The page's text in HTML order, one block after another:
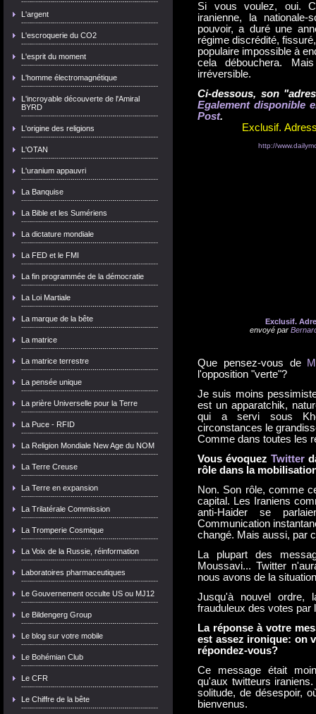
L'argent
L'escroquerie du CO2
L'esprit du moment
L'homme électromagnétique
L'incroyable découverte de l'Amiral
BYRD
L'origine des religions
L'OTAN
L'uranium appauvri
La Banquise
La Bible et les Sumériens
La dictature mondiale
La FED et le FMI
La fin programmée de la démocratie
La Loi Martiale
La marque de la bête
La matrice
La matrice terrestre
La pensée unique
La prière Universelle pour la Terre
La Puce - RFID
La Religion Mondiale New Age du NOM
La Terre Creuse
La Terre en expansion
La Trilatérale Commission
La Tromperie Cosmique
La Voix de la Russie, réinformation
Laboratoires pharmaceutiques
Le Gouvernement occulte US ou MJ12
Le Bildengerg Group
Le blog sur votre mobile
Le Bohémian Club
Le CFR
Le Chiffre de la bête
Si vous voulez, oui.
iranienne, la
pouvoir, a duré une
régime discrédité,
populaire impossible à
cela débouchera.
irréversible.
Ci-dessous, son
Egalement disponible
Post.
Exclusif.
http://
Exclusif.
envoyé par
Que pensez-vous de
l'opposition "verte"?
Je suis moins
est un apparatchik,
qui a servi sous
circonstances le
Comme dans toutes les
Vous évoquez Twitter
rôle dans la
Non. Son rôle, comme
capital. Les Iraniens
anti-Haider se
Communication
changé. Mais aussi, par
La plupart des
Moussavi... Twitter
nous avons de la
Jusqu'à nouvel ordre,
frauduleux des votes par
La réponse à votre
est assez ironique: on
répondez-vous?
Ce message était
qu'aux twitteurs
solitude, de désespoir,
bienvenus.